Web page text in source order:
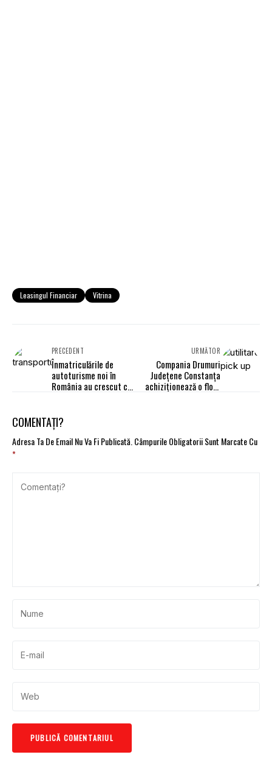
Leasingul Financiar Vitrina
PRECEDENT
Înmatriculările de
autoturisme noi în
România au crescut cu
URMĂTOR
Compania Drumuri
Județene Constanța
achiziționează o flotă
COMENTAȚI?
Adresa Ta De Email Nu Va Fi Publicată.Câmpurile Obligatorii Sunt Marcate Cu
*